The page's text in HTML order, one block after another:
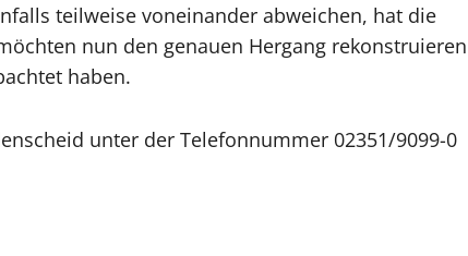
teilweise voneinander abweichen, hat die
nun den genauen Hergang rekonstruieren
haben.
unter der Telefonnummer 02351/9099-0